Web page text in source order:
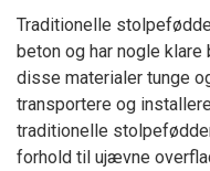
Traditionelle
beton og har nogle
disse materialer tunge
transportere og
traditionelle
forhold til ujævne